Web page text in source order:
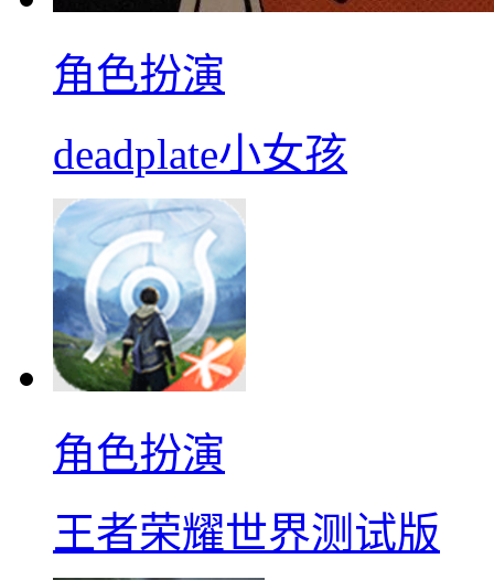
角色扮演
deadplate小女孩
角色扮演
王者荣耀世界测试版